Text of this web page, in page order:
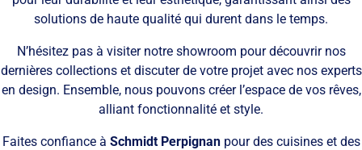
solutions de haute qualité qui durent dans le temps.
N’hésitez pas à visiter notre showroom pour découvrir nos
dernières collections et discuter de votre projet avec nos experts
en design. Ensemble, nous pouvons créer l’espace de vos rêves,
alliant fonctionnalité et style.
Faites confiance à Schmidt Perpignanpour des cuisines et des